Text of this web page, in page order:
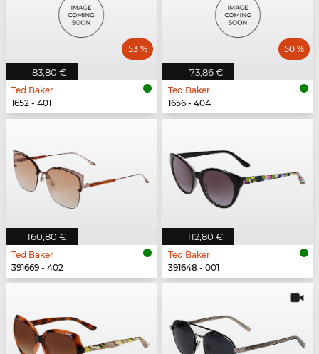
83,80 €
53 %
Ted Baker
1652 - 401
73,86 €
50 %
Ted Baker
1656 - 404
160,80 €
Ted Baker
391669 - 402
112,80 €
Ted Baker
391648 - 001